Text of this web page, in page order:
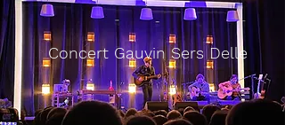
Concert Gauvin Sers Delle